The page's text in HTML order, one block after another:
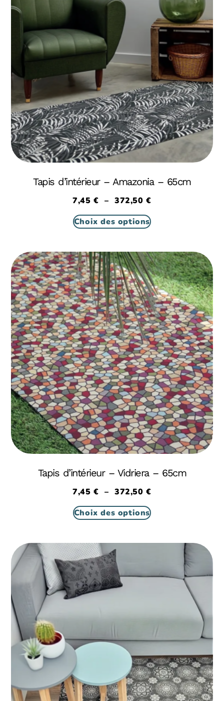
Tapis d’intérieur – Amazonia – 65cm
7,45€ – 372,50€
Choix des options
Tapis d’intérieur – Vidriera – 65cm
7,45€ – 372,50€
Choix des options